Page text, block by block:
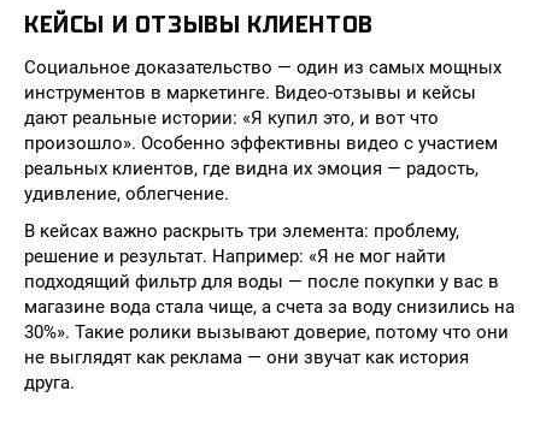
КЕЙСЫ И ОТЗЫВЫ КЛИЕНТОВ
Социальное доказательство — один из самых мощных
инструментов в маркетинге. Видео-отзывы и кейсы
дают реальные истории: «Я купил это, и вот что
произошло». Особенно эффективны видео с участием
реальных клиентов, где видна их эмоция — радость,
удивление, облегчение.
В кейсах важно раскрыть три элемента: проблему,
решение и результат. Например: «Я не мог найти
подходящий фильтр для воды — после покупки у вас в
магазине вода стала чище, а счета за воду снизились на
30%». Такие ролики вызывают доверие, потому что они
не выглядят как реклама — они звучат как история
друга.